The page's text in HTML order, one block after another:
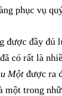
phục vụ
đầy đủ
có rất là
Một được ra
một trong